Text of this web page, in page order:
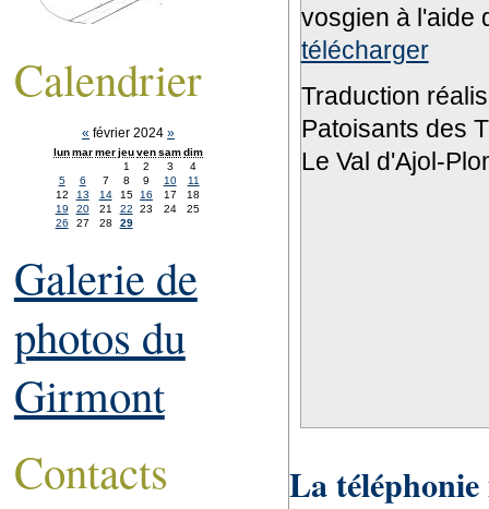
vosgien à l'aide
télécharger
Traduction
Patoisants des
Le Val d'Ajol-
La
Calendrier
« février 2024»
lunmarmerjeuvensamdim
1
2 3
4
5
6 7 8 9 10
11
12
13 14 15 16 17
18
19
20 21 22 23 24
25
26
27 28 29
Galerie de
photos du
Girmont
Contacts